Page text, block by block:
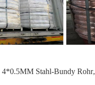
4*0.5MM Stahl-Bundy Rohr,